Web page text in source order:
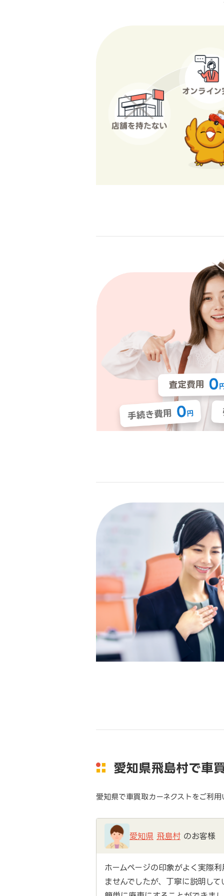
愛知県飛島村で車
愛知県で車買取カーネクストをご利
愛知県 飛島村 のお客様
ホームページの印象がよく実際
ませんでしたが、丁寧に説明し